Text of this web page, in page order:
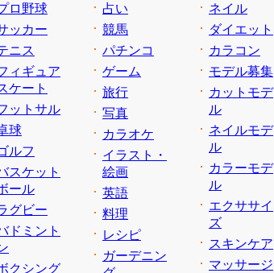
ロ野球
ッカー
ニス
ィギュア
ケート
ットサル
球
ルフ
スケット
ール
グビー
ドミント
クシング
占い
競馬
パチンコ
ゲーム
旅行
写真
カラオケ
イラスト・
絵画
英語
料理
レシピ
ガーデニン
ネイル
ダイエット
カラコン
モデル募集
カットモデ
ル
ネイルモデ
ル
カラーモデ
ル
エクササイ
ズ
スキンケア
マッサージ